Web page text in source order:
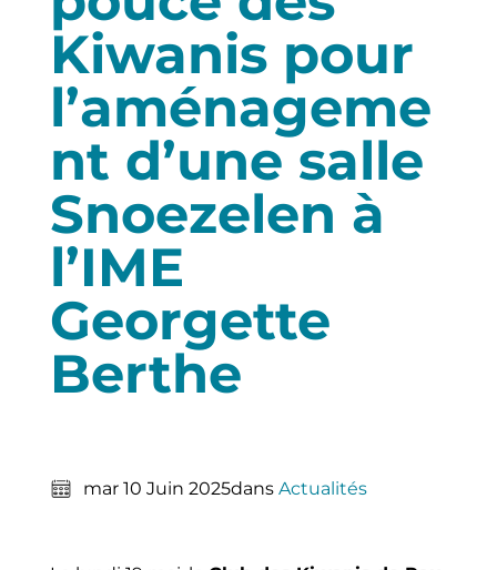
Kiwanis pour
l’aménageme
nt d’une salle
Snoezelen à
l’IME
Georgette
Berthe
mar 10 Juin 2025dans Actualités